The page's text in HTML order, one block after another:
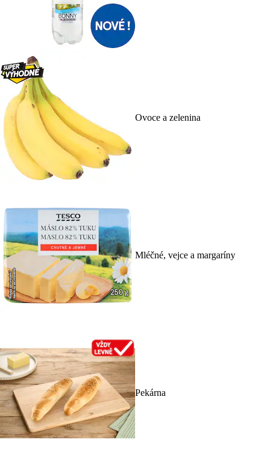
Ovoce a zelenina
Mléčné, vejce a margaríny
Pekárna